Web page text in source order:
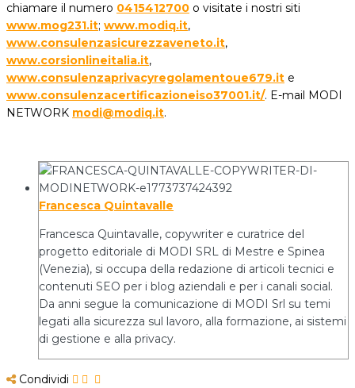
chiamare il numero 0415412700 o visitate i nostri siti
www.mog231.it; www.modiq.it,
www.consulenzasicurezzaveneto.it,
www.corsionlineitalia.it,
www.consulenzaprivacyregolamentoue679.it e
www.consulenzacertificazioneiso37001.it/. E-mail MODI
NETWORK modi@modiq.it.
Francesca Quintavalle
Francesca Quintavalle, copywriter e curatrice del
progetto editoriale di MODI SRL di Mestre e Spinea
(Venezia), si occupa della redazione di articoli tecnici e
contenuti SEO per i blog aziendali e per i canali social.
Da anni segue la comunicazione di MODI Srl su temi
legati alla sicurezza sul lavoro, alla formazione, ai sistemi
di gestione e alla privacy.
Condividi